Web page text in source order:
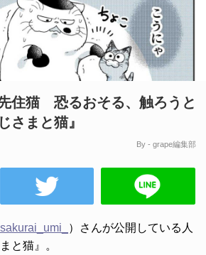
住猫 恐るおそる、触ろうと
さまと猫』
By - grape編集部
）さんが公開している人
と猫』。